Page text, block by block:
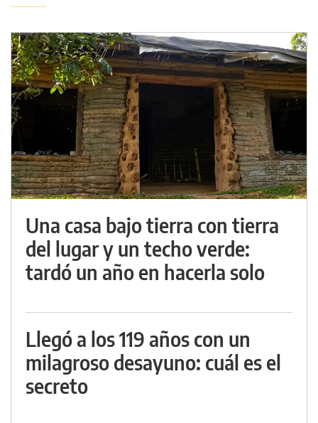
Una casa bajo tierra con tierra
del lugar y un techo verde:
tardó un año en hacerla solo
Llegó a los 119 años con un
milagroso desayuno: cuál es el
secreto